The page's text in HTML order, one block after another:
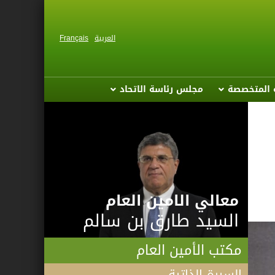
العربية Français
المتخصصة مجلس رئاسة الاتحاد
معالي الامين العام
السيد طارق بن سالم
مكتب الأمين العام